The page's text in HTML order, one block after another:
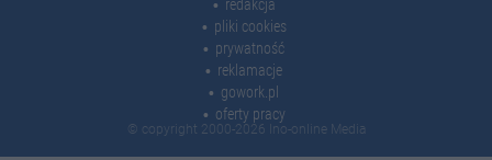
redakcja
pliki cookies
prywatność
reklamacje
gowork.pl
oferty pracy
© copyright 2000-2026 Ino-online Media